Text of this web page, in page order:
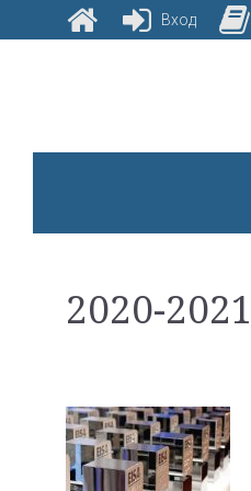
Метка:
2021
2020-2021
Вход